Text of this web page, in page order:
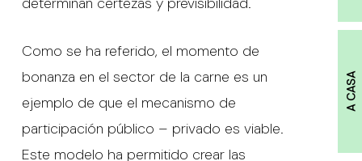
A CASA
Como se ha referido, el momento de
bonanza en el sector de la carne es un
ejemplo de que el mecanismo de
participación público – privado es viable.
Este modelo ha permitido crear las